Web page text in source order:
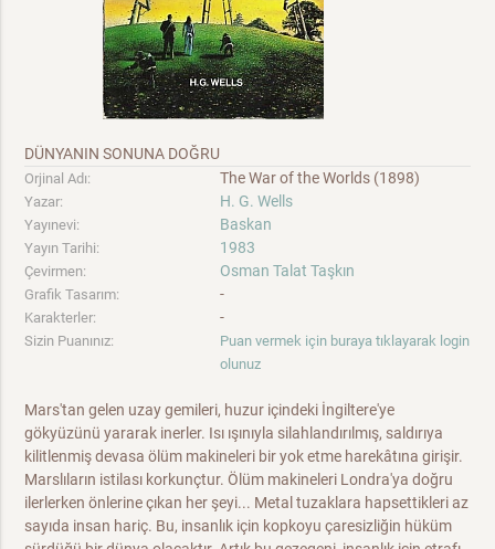
DÜNYANIN SONUNA DOĞRU
Orjinal Adı: The War of the Worlds (1898)
Yazar: H. G. Wells
Yayınevi: Baskan
Yayın Tarihi: 1983
Çevirmen: Osman Talat Taşkın
Grafik Tasarım: -
Karakterler: -
Sizin Puanınız:
Puan vermek için buraya tıklayarak login
olunuz
Mars'tan gelen uzay gemileri, huzur içindeki İngiltere'ye
gökyüzünü yararak inerler. Isı ışınıyla silahlandırılmış, saldırıya
kilitlenmiş devasa ölüm makineleri bir yok etme harekâtına girişir.
Marslıların istilası korkunçtur. Ölüm makineleri Londra'ya doğru
ilerlerken önlerine çıkan her şeyi... Metal tuzaklara hapsettikleri az
sayıda insan hariç. Bu, insanlık için kopkoyu çaresizliğin hüküm